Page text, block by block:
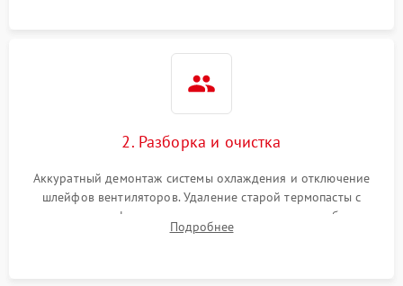
2. Разборка и очистка
Аккуратный демонтаж системы охлаждения и отключение
шлейфов вентиляторов. Удаление старой термопасты с
кристалла графического чипа и термопрокладок с банок
памяти и зоны VRM. Очистка платы от пыли и окислов.
Подробнее